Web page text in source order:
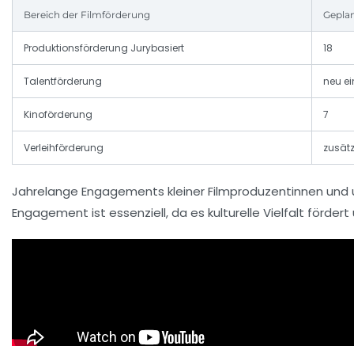
Bereich der Filmförderung
Produktionsförderung Jurybasiert 18
Talentförderung neu
Kinoförderung 7
Verleihförderung
Jahrelange Engagements kleiner Filmproduzentinnen
Engagement ist essenziell, da es kulturelle Vielfalt